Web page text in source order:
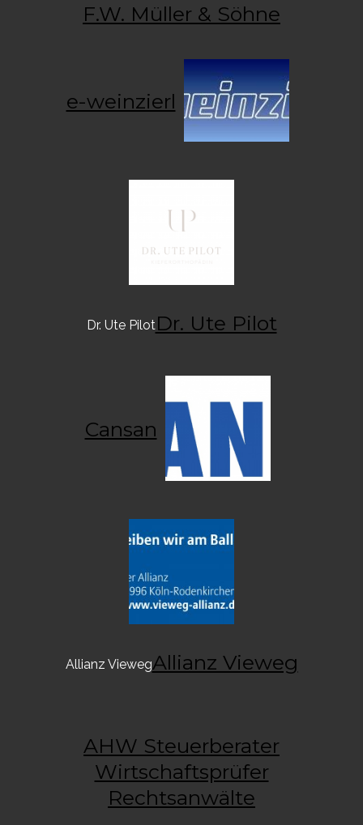
F.W. Müller & Söhne
e-weinzierl
Dr. Ute Pilot
Dr. Ute Pilot
Cansan
Allianz Vieweg
Allianz Vieweg
AHW Steuerberater
Wirtschaftsprüfer
Rechtsanwälte